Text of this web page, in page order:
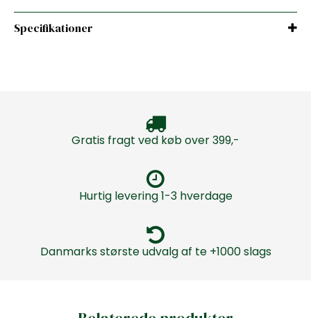
Specifikationer
Gratis fragt ved køb over 399,-
Hurtig levering 1-3 hverdage
Danmarks største udvalg af te +1000 slags